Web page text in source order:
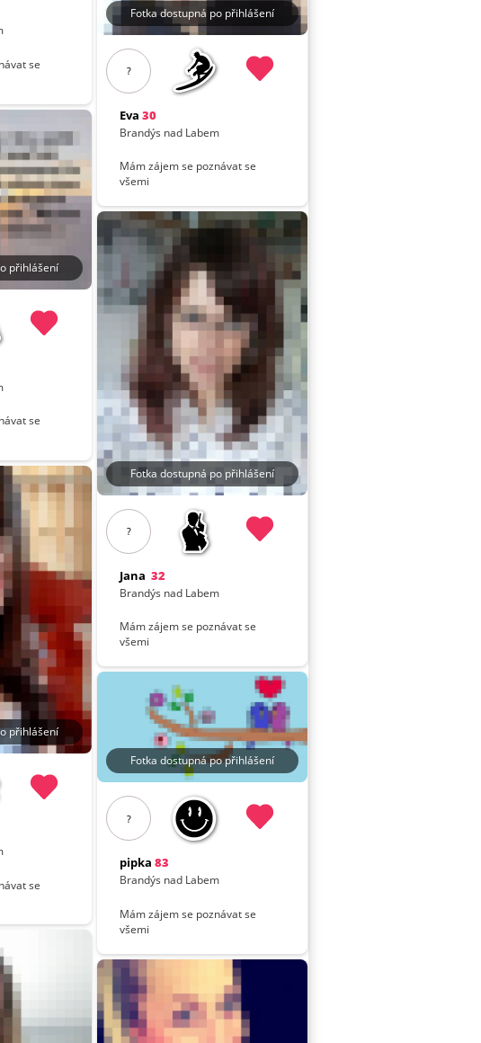
se
přihlášení
se
přihlášení
se
Fotka dostupná po přihlášení
?
Eva 30
Brandýs nad Labem
Mám zájem se poznávat se
všemi
Fotka dostupná po přihlášení
?
Jana 32
Brandýs nad Labem
Mám zájem se poznávat se
všemi
Fotka dostupná po přihlášení
?
pipka 83
Brandýs nad Labem
Mám zájem se poznávat se
všemi